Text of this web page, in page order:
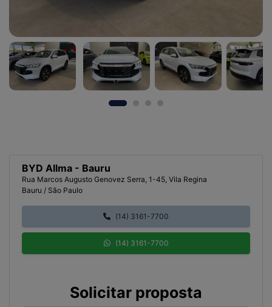
BYD Allma - Bauru
Rua Marcos Augusto Genovez Serra, 1-45, Vila Regina
Bauru / São Paulo
(14) 3161-7700
(14) 3161-7700
Solicitar proposta